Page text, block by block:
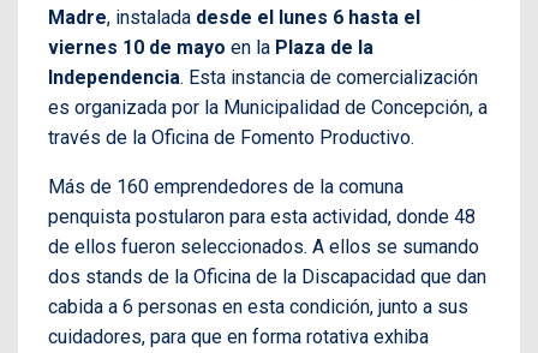
Madre, instalada desde el lunes 6 hasta el
viernes 10 de mayo en la Plaza de la
Independencia. Esta instancia de comercialización
es organizada por la Municipalidad de Concepción, a
través de la Oficina de Fomento Productivo.
Más de 160 emprendedores de la comuna
penquista postularon para esta actividad, donde 48
de ellos fueron seleccionados. A ellos se sumando
dos stands de la Oficina de la Discapacidad que dan
cabida a 6 personas en esta condición, junto a sus
cuidadores, para que en forma rotativa exhiba